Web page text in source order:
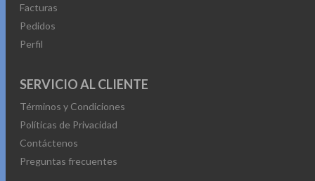
Facturas
Pedidos
Perfil
SERVICIO AL CLIENTE
Términos y Condiciones
Políticas de Privacidad
Contáctenos
Preguntas frecuentes